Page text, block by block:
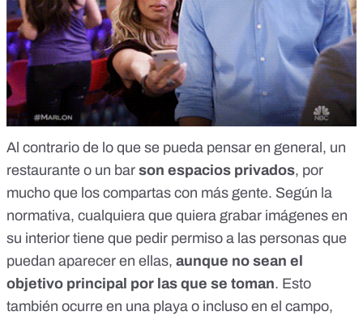
Al contrario de lo que se pueda pensar en general, un
restaurante o un bar son espacios privados, por
mucho que los compartas con más gente. Según la
normativa, cualquiera que quiera grabar imágenes en
su interior tiene que pedir permiso a las personas que
puedan aparecer en ellas, aunque no sean el
objetivo principal por las que se toman. Esto
también ocurre en una playa o incluso en el campo,